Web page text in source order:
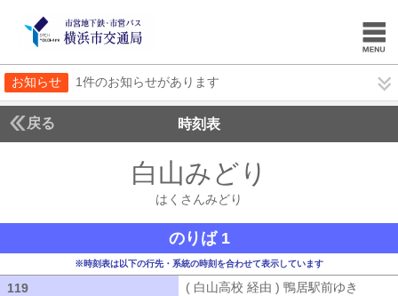
お知らせ 1件のお知らせがあります
戻る 時刻表
白山みどり
はくさんみどり
のりば 1
※時刻表は以下の行先・系統の時刻を合わせて表示しています
119 ( 白山高校 経由 ) 鴨居駅前ゆき